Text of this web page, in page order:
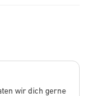
wir dich gerne